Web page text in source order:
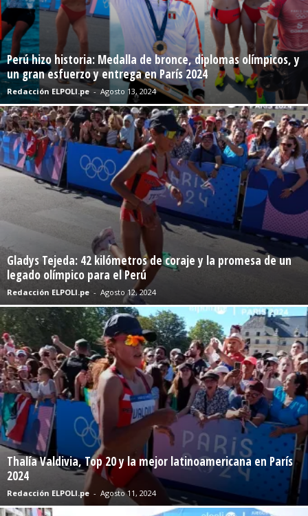
Perú hizo historia: Medalla de bronce, diplomas olímpicos, y
un gran esfuerzo y entrega en París 2024
Redacción ELPOLI.pe - Agosto 13, 2024
Gladys Tejeda: 42 kilómetros de coraje y la promesa de un
legado olímpico para el Perú
Redacción ELPOLI.pe - Agosto 12, 2024
Thalía Valdivia, Top 20 y la mejor latinoamericana en París
2024
Redacción ELPOLI.pe - Agosto 11, 2024